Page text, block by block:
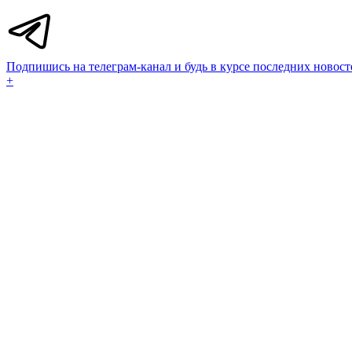
Подпишись на телеграм-канал и будь в курсе последних
+